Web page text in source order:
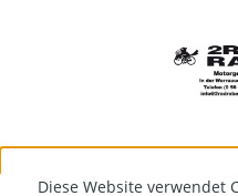
Diese Website verwendet